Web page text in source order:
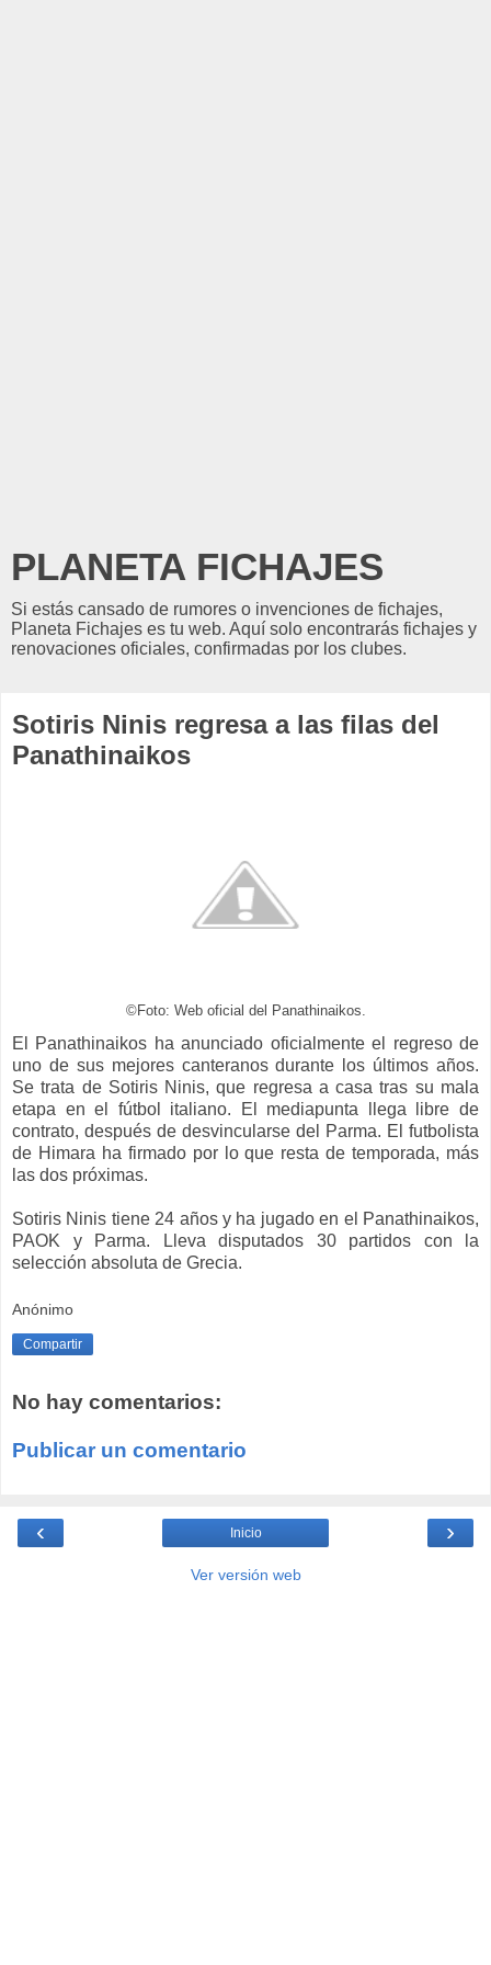
PLANETA FICHAJES
Si estás cansado de rumores o invenciones de fichajes,
Planeta Fichajes es tu web. Aquí solo encontrarás fichajes y
renovaciones oficiales, confirmadas por los clubes.
Sotiris Ninis regresa a las filas del
Panathinaikos
©Foto: Web oficial del Panathinaikos.
El Panathinaikos ha anunciado oficialmente el regreso de
uno de sus mejores canteranos durante los últimos años.
Se trata de Sotiris Ninis, que regresa a casa tras su mala
etapa en el fútbol italiano. El mediapunta llega libre de
contrato, después de desvincularse del Parma. El futbolista
de Himara ha firmado por lo que resta de temporada, más
las dos próximas.
Sotiris Ninis tiene 24 años y ha jugado en el Panathinaikos,
PAOK y Parma. Lleva disputados 30 partidos con la
selección absoluta de Grecia.
Anónimo
Compartir
No hay comentarios:
Publicar un comentario
‹ ›
Inicio
Ver versión web